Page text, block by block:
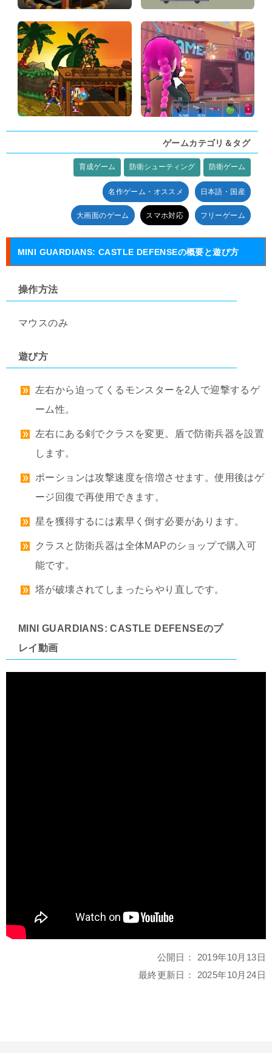
ゲームカテゴリ＆タグ
育成ゲーム 防衛シューティング 防衛ゲーム
名作ゲーム・オススメ 日本語・国産
大画面のゲーム スマホ対応 フリーゲーム
MINI GUARDIANS: CASTLE DEFENSEの概要と遊び方
操作方法
マウスのみ
遊び方
左右から迫ってくるモンスターを2人で迎撃するゲ
ーム性。
左右にある剣でクラスを変更。盾で防衛兵器を設置
します。
ポーションは攻撃速度を倍増させます。使用後はゲ
ージ回復で再使用できます。
星を獲得するには素早く倒す必要があります。
クラスと防衛兵器は全体MAPのショップで購入可
能です。
塔が破壊されてしまったらやり直しです。
MINI GUARDIANS: CASTLE DEFENSEのプ
レイ動画
公開日： 2019年10月13日
最終更新日： 2025年10月24日